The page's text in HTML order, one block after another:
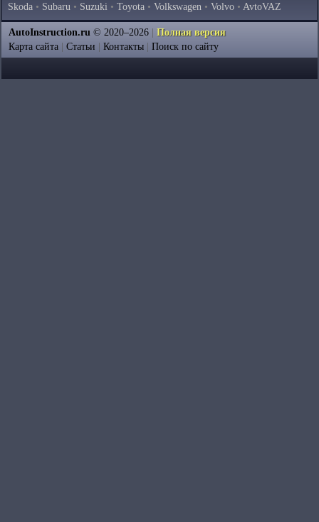
Skoda • Subaru • Suzuki • Toyota • Volkswagen • Volvo • AvtoVAZ
AutoInstruction.ru © 2020–2026 | Полная версия
Карта сайта | Статьи | Контакты | Поиск по сайту